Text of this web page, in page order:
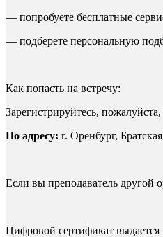
— попробуете бесплатные
— подберете персональную
Как попасть на встречу:
Зарегистрируйтесь,
По адресу: г. Оренбург,
Если вы преподаватель другой
Цифровой сертификат выдается